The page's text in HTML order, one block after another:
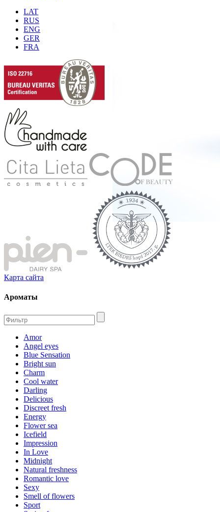
LAT
RUS
ENG
GER
FRA
Карта сайта
Ароматы
Amor
Angel eyes
Blue Sensation
Bright sun
Charm
Cool water
Darling
Delicious
Discreet fresh
Energy
Flower sea
Icefield
Impression
In Love
Midnight
Natural freshness
Romantic love
Sexy
Smell of flowers
Sport